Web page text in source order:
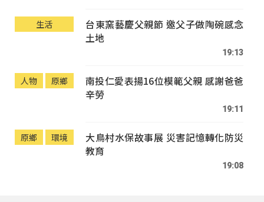
生活
台東窯藝慶父親節 邀父子做陶碗感念
土地
19:13
人物 原鄉
南投仁愛表揚16位模範父親 感謝爸爸
辛勞
19:11
原鄉 環境
大鳥村水保故事展 災害記憶轉化防災
教育
19:08